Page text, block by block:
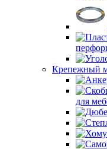
Крепежный
для